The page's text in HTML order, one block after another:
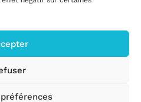
du milieu
MONTREUIL